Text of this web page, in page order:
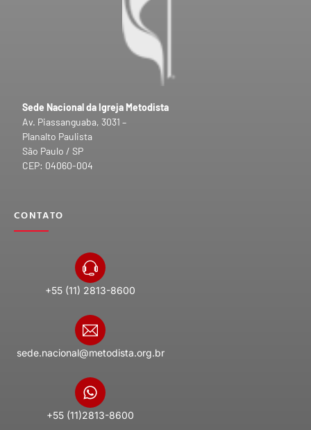
Sede Nacional da Igreja Metodista
Av. Piassanguaba, 3031 –
Planalto Paulista
São Paulo / SP
CEP: 04060-004
CONTATO
+55 (11) 2813-8600
sede.nacional@metodista.org.br
+55 (11)2813-8600